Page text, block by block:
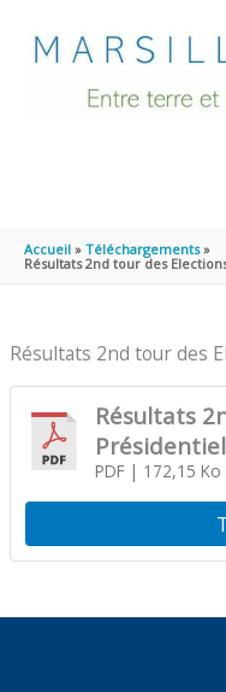
Accueil
Téléchargements
Résultats 2nd tour des
Résultats 2nd tour des
Résultats
PDF| 172,15 Ko